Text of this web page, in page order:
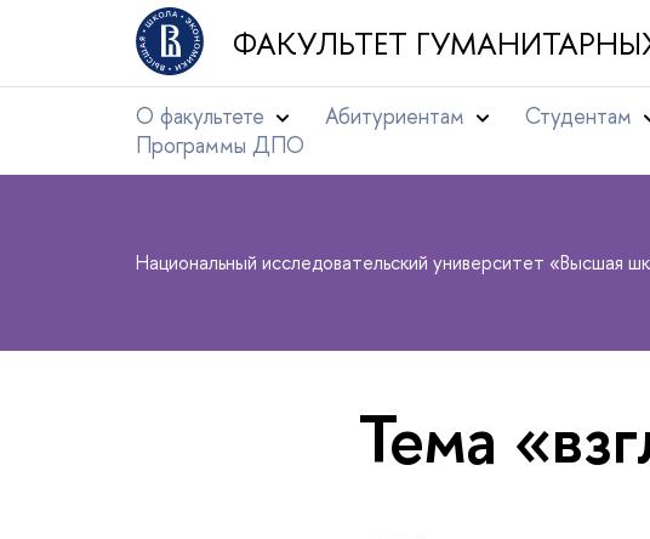
ФАКУЛЬТЕТ
О факультете Абитуриентам Студентам
Программы ДПО
Национальный исследовательский университет «Высшая
Тема